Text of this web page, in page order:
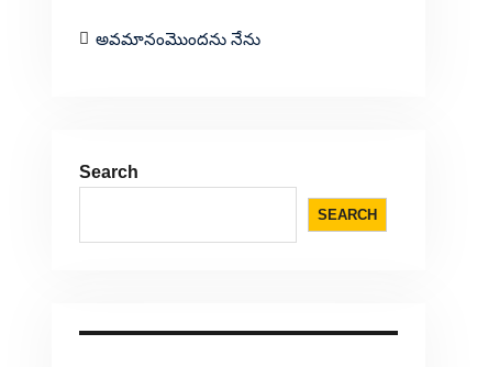
అవమానంమొందను నేను
Search
SEARCH